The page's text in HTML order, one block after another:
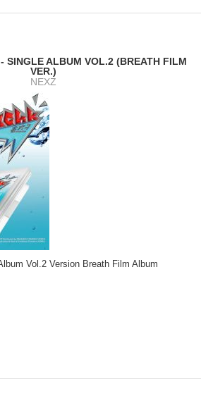
SINGLE ALBUM VOL.2 (BREATH FILM
VER.)
NEXZ
Vol.2 Version Breath Film Album